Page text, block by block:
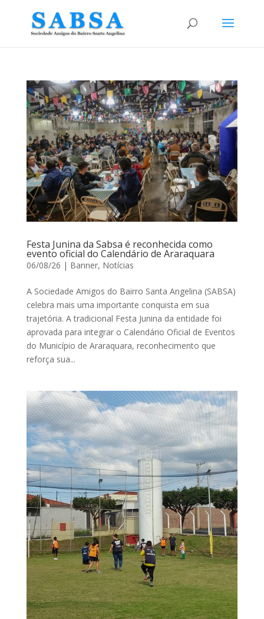
Festa Junina da Sabsa é reconhecida como
evento oficial do Calendário de Araraquara
06/08/26 | Banner, Notícias
A Sociedade Amigos do Bairro Santa Angelina (SABSA)
celebra mais uma importante conquista em sua
trajetória. A tradicional Festa Junina da entidade foi
aprovada para integrar o Calendário Oficial de Eventos
do Município de Araraquara, reconhecimento que
reforça sua...